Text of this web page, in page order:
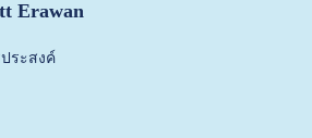
Erawan
ระสงค์